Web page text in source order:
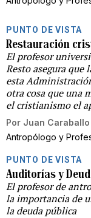
PUNTO DE VISTA
Restauración
El profesor
Resto asegura
esta
otra cosa que una
el cristianismo el
Por Juan Caraballo
Antropólogo y
PUNTO DE VISTA
Auditorías y
El profesor de
la importancia de
la deuda pública